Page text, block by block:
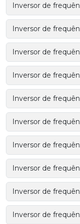
Inversor de
Inversor de
Inversor de
Inversor de
Inversor de
Inversor de
Inversor de
Inversor de
Inversor de
Inversor de